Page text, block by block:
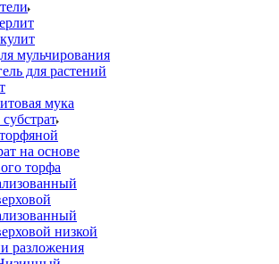
мульчирования
для растений
мука
на основе
торфа
низкой
разложения